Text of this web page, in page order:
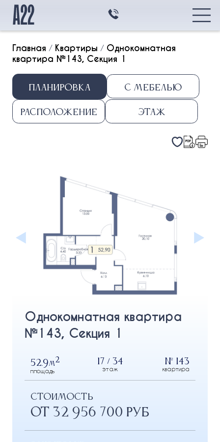
Главная
Квартиры
Транспортная
доступность
Квартиры
3k
Главная / Квартиры / Однокомнатная
квартира №143, Секция 1
Планировка С мебелью
Расположение Этаж
Однокомнатная квартира
№143, Секция 1
52.9м2
площадь
17 / 34
этаж
№ 143
квартира
СТОИМОСТЬ
от 32 956 700 РУБ